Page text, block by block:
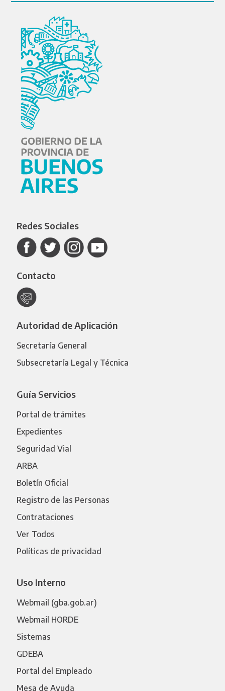
Redes Sociales
Contacto
Autoridad de Aplicación
Secretaría General
Subsecretaría Legal y Técnica
Guía Servicios
Portal de trámites
Expedientes
Seguridad Vial
ARBA
Boletín Oficial
Registro de las Personas
Contrataciones
Ver Todos
Políticas de privacidad
Uso Interno
Webmail (gba.gob.ar)
Webmail HORDE
Sistemas
GDEBA
Portal del Empleado
Mesa de Ayuda